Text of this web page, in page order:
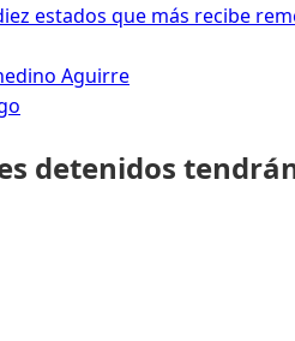
estados que más recibe
Aguirre
detenidos